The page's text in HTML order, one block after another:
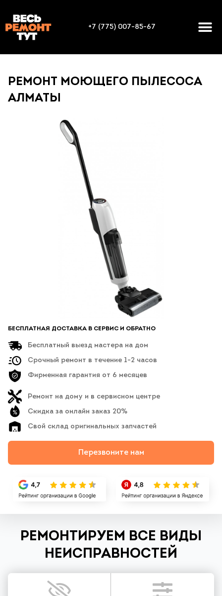
+7 (775) 007-85-67
РЕМОНТ МОЮЩЕГО ПЫЛЕСОСА
АЛМАТЫ
БЕСПЛАТНАЯ ДОСТАВКА В СЕРВИС И ОБРАТНО
Бесплатный выезд мастера на дом
Срочный ремонт в течение 1-2 часов
Фирменная гарантия от 6 месяцев
Ремонт на дому и в сервисном центре
Скидка за онлайн заказ 20%
Свой склад оригинальных запчастей
Перезвоните нам
РЕМОНТИРУЕМ ВСЕ ВИДЫ
НЕИСПРАВНОСТЕЙ